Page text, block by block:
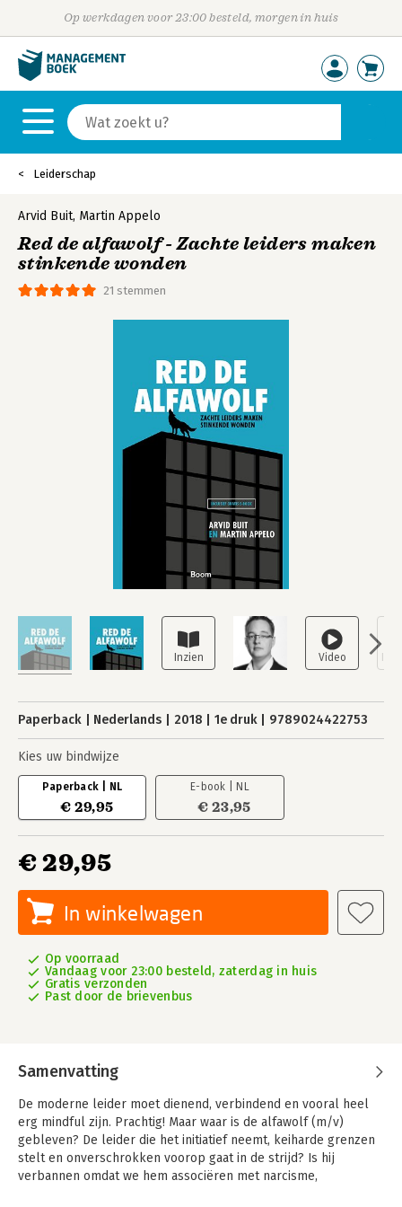
Op werkdagen voor 23:00 besteld, morgen in huis
Leiderschap
21 stemmen
Arvid Buit, Martin Appelo
Red de alfawolf - Zachte leiders maken
stinkende wonden
Paperback Nederlands 2018 1e druk 9789024422753
Kies uw bindwijze
Paperback | NL
€ 29,95
E-book | NL
€ 23,95
€ 29,95
In winkelwagen
Op voorraad
Vandaag voor 23:00 besteld, zaterdag in huis
Gratis verzonden
Past door de brievenbus
Samenvatting
De moderne leider moet dienend, verbindend en vooral heel
erg mindful zijn. Prachtig! Maar waar is de alfawolf (m/v)
gebleven? De leider die het initiatief neemt, keiharde grenzen
stelt en onverschrokken voorop gaat in de strijd? Is hij
verbannen omdat we hem associëren met narcisme,